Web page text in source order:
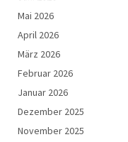
Mai 2026
April 2026
März 2026
Februar 2026
Januar 2026
Dezember 2025
November 2025